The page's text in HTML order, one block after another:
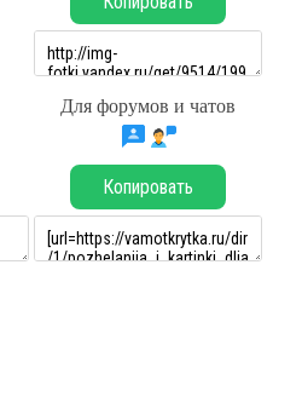
Для форумов и чатов
Копировать